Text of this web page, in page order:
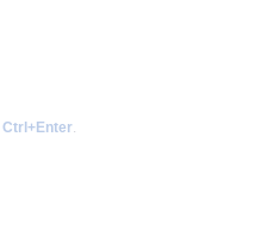
Ctrl+Enter.